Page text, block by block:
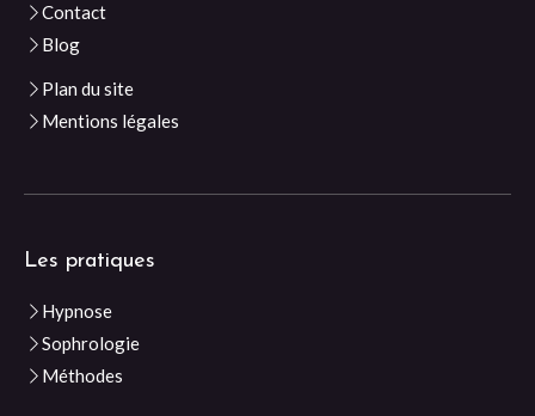
Contact
Blog
Plan du site
Mentions légales
Les pratiques
Hypnose
Sophrologie
Méthodes